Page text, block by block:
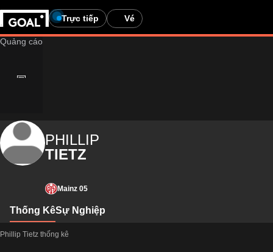
Trực tiếp Vé
PHILLIP
TIETZ
Mainz 05
Thống KêSự Nghiệp
Phillip Tietz thống kê